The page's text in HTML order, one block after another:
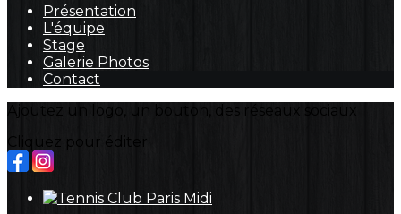
Présentation
L'équipe
Stage
Galerie Photos
Contact
Ajoutez un logo, un bouton, des réseaux sociaux
Cliquez pour éditer